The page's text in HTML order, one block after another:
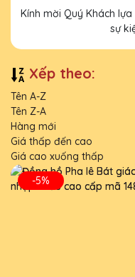
Kính mời Quý Khách
sự
Xếp theo:
Tên A-Z
Tên Z-A
Hàng mới
Giá thấp đến cao
Giá cao xuống thấp
-5%